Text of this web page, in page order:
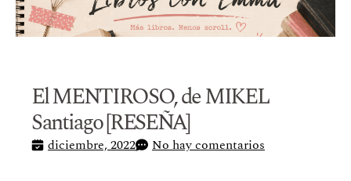
El MENTIROSO, de MIKEL
Santiago [RESEÑA]
diciembre, 2022 No hay comentarios